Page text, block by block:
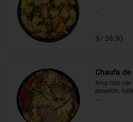
S/ 16.90
Chaufa de
Arroz frito con
pimentón,